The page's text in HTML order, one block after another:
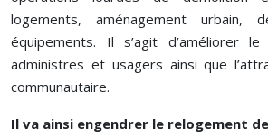
logements, aménagement urbain,
équipements. Il s’agit d’améliorer
administres et usagers ainsi que
communautaire.
Il va ainsi engendrer le relogement